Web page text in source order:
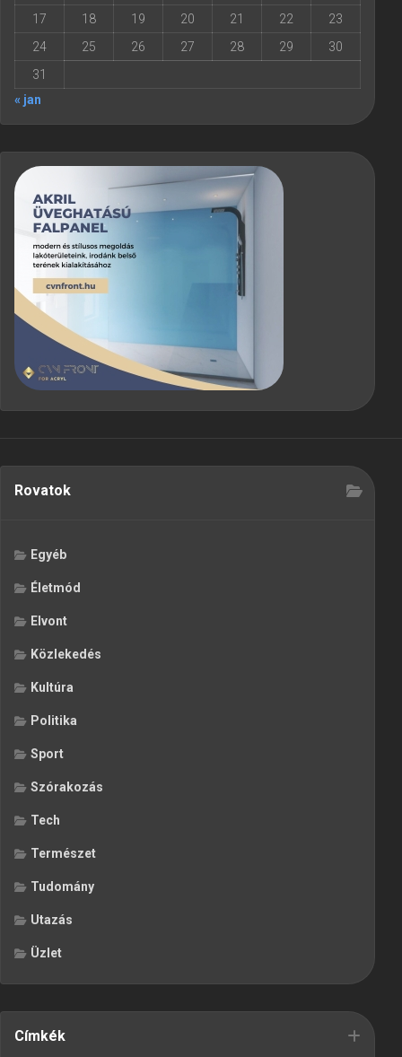
17
18 19 20 21 22
23
24
25 26 27 28 29
30
31
« jan
Rovatok
Egyéb
Életmód
Elvont
Közlekedés
Kultúra
Politika
Sport
Szórakozás
Tech
Természet
Tudomány
Utazás
Üzlet
Címkék